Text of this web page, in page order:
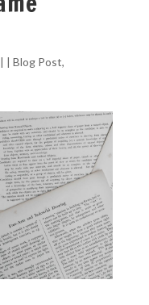
| | Blog Post,